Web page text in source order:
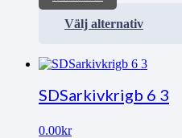
Välj alternativ
SDSarkivkrigb 6 3
0.00kr